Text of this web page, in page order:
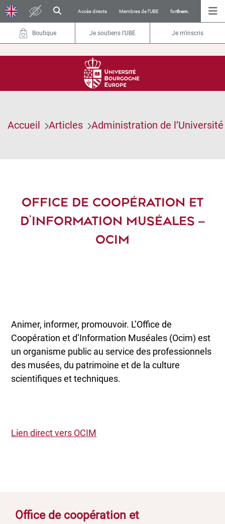
Accès directs Membres de l’UBE forthem.
Boutique Je soutiens l’UBE Je m'inscris
Accueil Articles Administration de l’Université
Office de coopération et
OFFICE DE COOPÉRATION ET
D’INFORMATION MUSÉALES –
OCIM
Animer, informer, promouvoir. L’Office de
Coopération et d’Information Muséales (Ocim) est
un organisme public au service des professionnels
des musées, du patrimoine et de la culture
scientifiques et techniques.
Lien direct vers OCIM